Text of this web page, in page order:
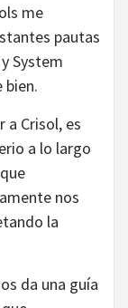
me
pautas
System
bien.
a Crisol, es
a lo largo
nos
la
da una guía